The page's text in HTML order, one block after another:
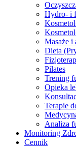
Hydro- i
Masaże i
Dieta
Pilates
Trening
Opieka
Terapie
Analiza
Monitoring
Cennik